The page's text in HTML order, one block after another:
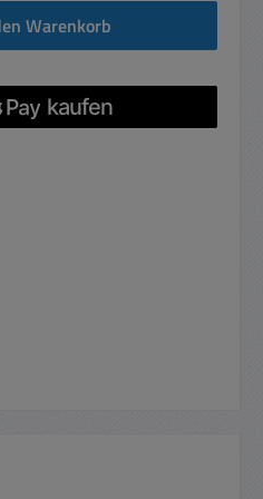
die Schaltflächen um die
Warenkorb